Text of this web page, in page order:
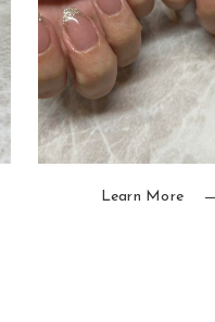
Learn More